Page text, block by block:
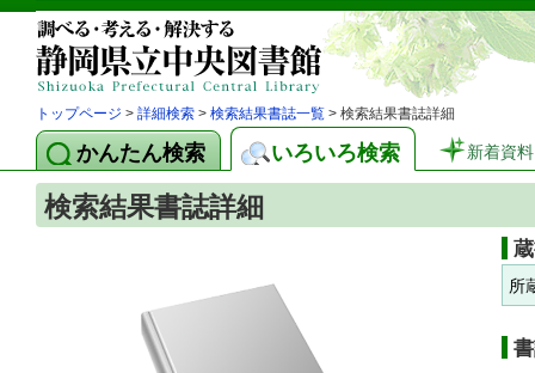
トップページ > 詳細検索 > 検索結果書誌一覧 > 検索結果書誌詳細
かんたん検索 いろいろ検索 新着資料
検索結果書誌詳細
所